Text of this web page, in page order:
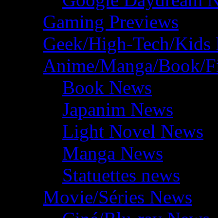
Gaming Previews
Geek/High-Tech/Kids
Anime/Manga/Book/
Book News
Japanim News
Light Novel News
Manga News
Statuettes news
Movie/Séries News